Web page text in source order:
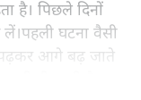
है। पिछले दिनों
घटना वैसी
पढ़कर आगे बढ़ जाते
ही रहती है।